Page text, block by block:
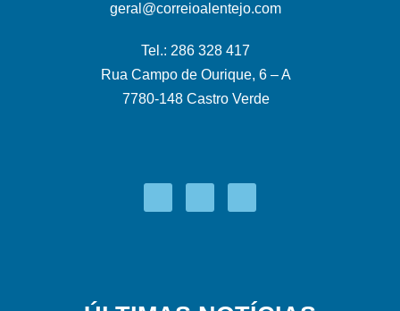
geral@correioalentejo.com
Tel.: 286 328 417
Rua Campo de Ourique, 6 – A
7780-148 Castro Verde